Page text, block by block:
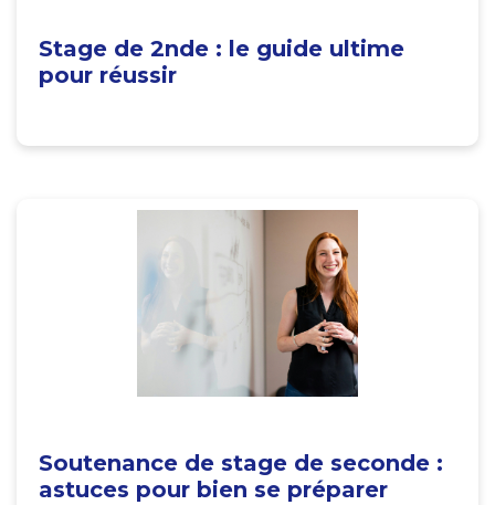
Stage de 2nde : le guide ultime
pour réussir
Soutenance de stage de seconde :
astuces pour bien se préparer